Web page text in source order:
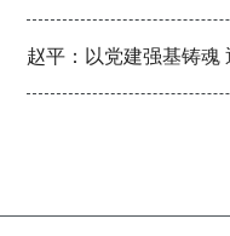
赵平：以党建强基铸魂